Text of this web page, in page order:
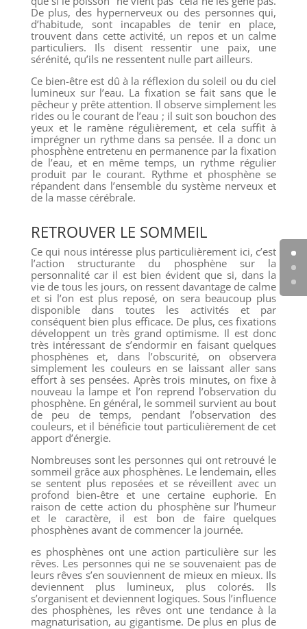
De plus, des hypernerveux ou des personnes qui,
d’habitude, sont incapables de tenir en place,
trouvent dans cette activité, un repos et un calme
particuliers. Ils disent ressentir une paix, une
sérénité, qu’ils ne ressentent nulle part ailleurs.
Ce bien-être est dû à la réflexion du soleil ou du ciel
lumineux sur l’eau. La fixation se fait sans que le
pêcheur y prête attention. Il observe simplement les
rides ou le courant de l’eau ; il suit son bouchon des
yeux et le ramène régulièrement, et cela suffit à
imprégner un rythme dans sa pensée. Il a donc un
phosphène entretenu en permanence par la fixation
de l’eau, et en même temps, un rythme régulier
produit par le courant. Rythme et phosphène se
répandent dans l’ensemble du système nerveux et
de la masse cérébrale.
RETROUVER LE SOMMEIL
Ce qui nous intéresse plus particulièrement ici, c’est
l’action structurante du phosphène sur la
personnalité car il est bien évident que si, dans la
vie de tous les jours, on ressent davantage de calme
et si l’on est plus reposé, on sera beaucoup plus
disponible dans toutes les activités et par
conséquent bien plus efficace. De plus, ces fixations
développent un très grand optimisme. Il est donc
très intéressant de s’endormir en faisant quelques
phosphènes et, dans l’obscurité, on observera
simplement les couleurs en se laissant aller sans
effort à ses pensées. Après trois minutes, on fixe à
nouveau la lampe et l’on reprend l’observation du
phosphène. En général, le sommeil survient au bout
de peu de temps, pendant l’observation des
couleurs, et il bénéficie tout particulièrement de cet
apport d’énergie.
Nombreuses sont les personnes qui ont retrouvé le
sommeil grâce aux phosphènes. Le lendemain, elles
se sentent plus reposées et se réveillent avec un
profond bien-être et une certaine euphorie. En
raison de cette action du phosphène sur l’humeur
et le caractère, il est bon de faire quelques
phosphènes avant de commencer la journée.
es phosphènes ont une action particulière sur les
rêves. Les personnes qui ne se souvenaient pas de
leurs rêves s’en souviennent de mieux en mieux. Ils
deviennent plus lumineux, plus colorés. Ils
s’organisent et deviennent logiques. Sous l’influence
des phosphènes, les rêves ont une tendance à la
magnaturisation, au gigantisme. De plus en plus de